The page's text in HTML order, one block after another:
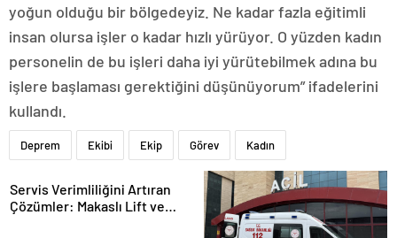
yoğun olduğu bir bölgedeyiz. Ne kadar fazla eğitimli
insan olursa işler o kadar hızlı yürüyor. O yüzden kadın
personelin de bu işleri daha iyi yürütebilmek adına bu
işlere başlaması gerektiğini düşünüyorum” ifadelerini
kullandı.
Deprem Ekibi Ekip Görev Kadın
Servis Verimliliğini Artıran
Çözümler: Makaslı Lift ve